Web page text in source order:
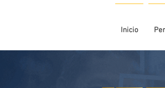
Inicio